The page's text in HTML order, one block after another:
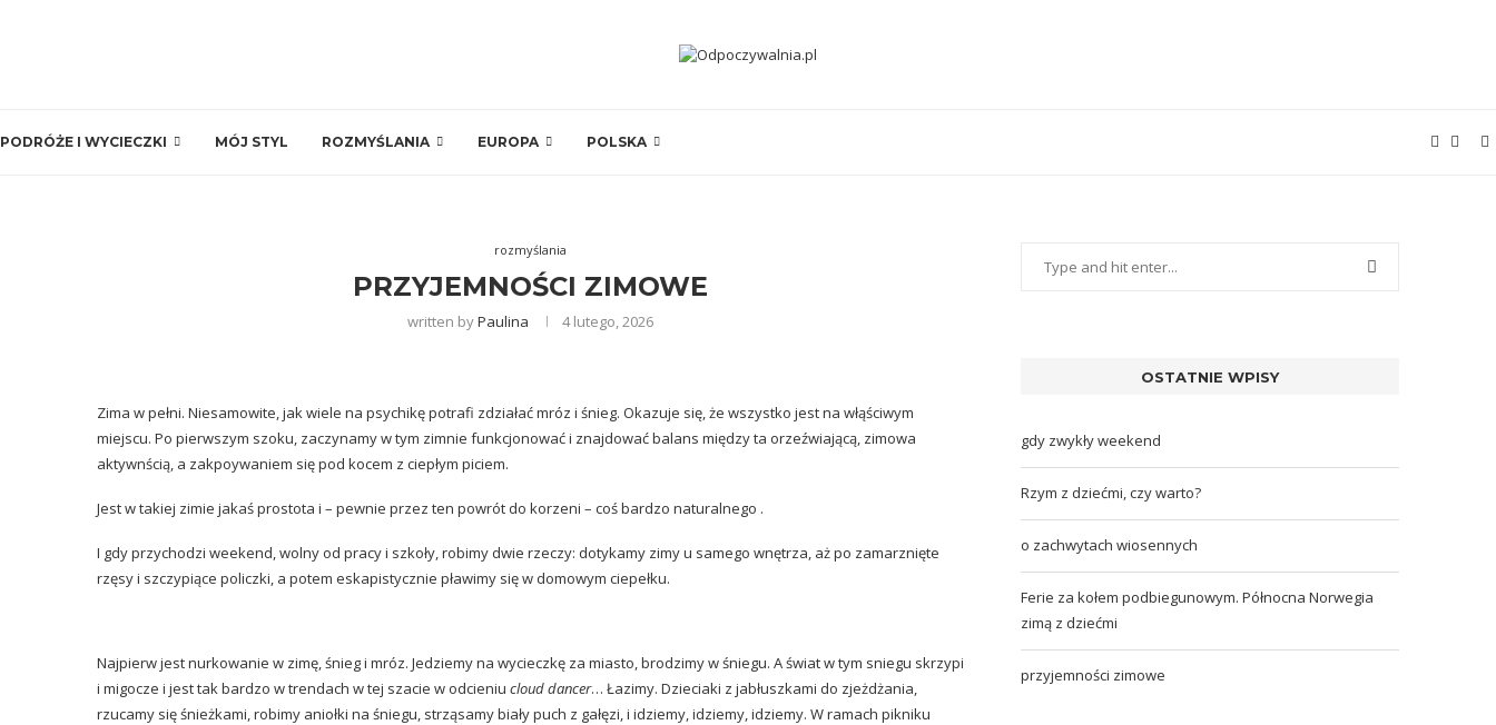
PODRÓŻE I WYCIECZKI MÓJ STYL ROZMYŚLANIA EUROPA POLSKA
rozmyślania
PRZYJEMNOŚCI ZIMOWE
written byPaulina 4 lutego, 2026
Zima w pełni. Niesamowite, jak wiele na psychikę potrafi zdziałać mróz i śnieg. Okazuje się, że wszystko jest na włąściwym
miejscu. Po pierwszym szoku, zaczynamy w tym zimnie funkcjonować i znajdować balans między ta orzeźwiającą, zimowa
aktywnścią, a zakpoywaniem się pod kocem z ciepłym piciem.
Jest w takiej zimie jakaś prostota i – pewnie przez ten powrót do korzeni – coś bardzo naturalnego .
I gdy przychodzi weekend, wolny od pracy i szkoły, robimy dwie rzeczy: dotykamy zimy u samego wnętrza, aż po zamarznięte
rzęsy i szczypiące policzki, a potem eskapistycznie pławimy się w domowym ciepełku.
Najpierw jest nurkowanie w zimę, śnieg i mróz. Jedziemy na wycieczkę za miasto, brodzimy w śniegu. A świat w tym sniegu skrzypi
i migocze i jest tak bardzo w trendach w tej szacie w odcieniu cloud dancer… Łazimy. Dzieciaki z jabłuszkami do zjeżdżania,
rzucamy się śnieżkami, robimy aniołki na śniegu, strząsamy biały puch z gałęzi, i idziemy, idziemy, idziemy. W ramach pikniku
OSTATNIE WPISY
gdy zwykły weekend
Rzym z dziećmi, czy warto?
o zachwytach wiosennych
Ferie za kołem podbiegunowym. Północna Norwegia
zimą z dziećmi
przyjemności zimowe